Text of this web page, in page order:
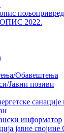
2022.
Обавештења
Јавни позиви
информатор
јавне